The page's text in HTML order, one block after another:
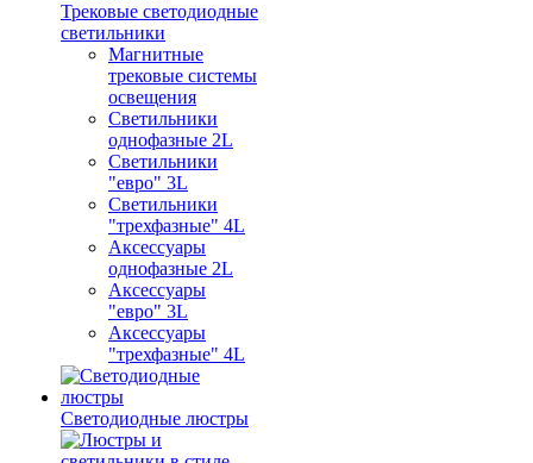
Трековые светодиодные
светильники
Магнитные
трековые системы
освещения
Светильники
однофазные 2L
Светильники
"евро" 3L
Светильники
"трехфазные" 4L
Аксессуары
однофазные 2L
Аксессуары
"евро" 3L
Аксессуары
"трехфазные" 4L
Светодиодные люстры